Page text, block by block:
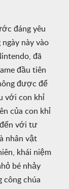
đáng yêu
này vào
đã
đầu tiên
được để
với con khỉ
của con khỉ
với tư
nhân vật
khái niệm
bé nhảy
công chúa